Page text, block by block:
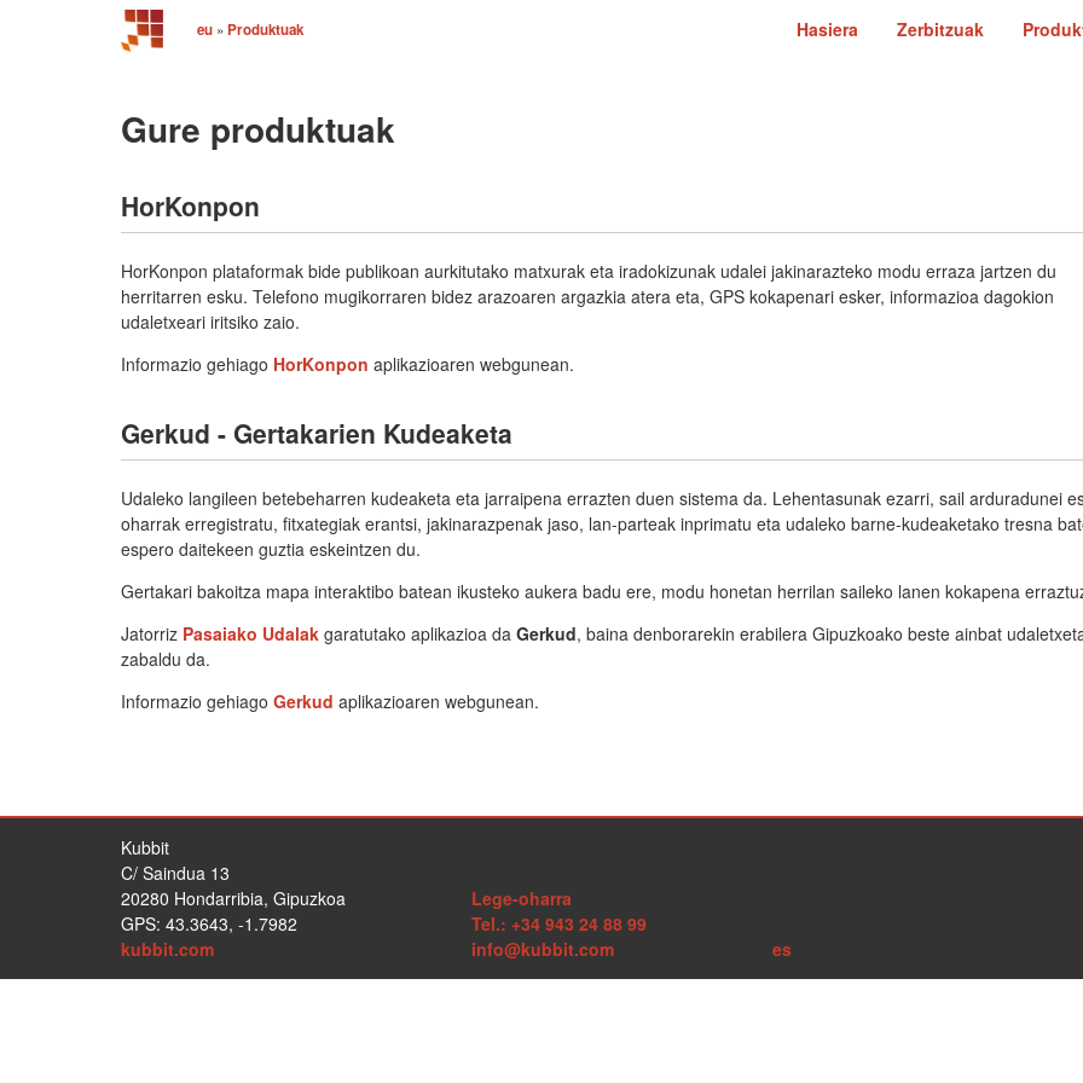
Hasiera Zerbitzuak
eu » Produktuak
Gure produktuak
HorKonpon
HorKonpon plataformak bide publikoan aurkitutako matxurak eta iradokizunak udalei jakinarazteko modu erraza jartzen du
herritarren esku. Telefono mugikorraren bidez arazoaren argazkia atera eta, GPS kokapenari esker, informazioa dagokion
udaletxeari iritsiko zaio.
Informazio gehiago HorKonpon aplikazioaren webgunean.
Gerkud - Gertakarien Kudeaketa
Udaleko langileen betebeharren kudeaketa eta jarraipena errazten duen sistema da. Lehentasunak ezarri, sail arduradunei
oharrak erregistratu, fitxategiak erantsi, jakinarazpenak jaso, lan-parteak inprimatu eta udaleko barne-kudeaketako tresna
espero daitekeen guztia eskeintzen du.
Gertakari bakoitza mapa interaktibo batean ikusteko aukera badu ere, modu honetan herrilan saileko lanen kokapena
Jatorriz Pasaiako Udalak garatutako aplikazioa da Gerkud, baina denborarekin erabilera Gipuzkoako beste ainbat
zabaldu da.
Informazio gehiago Gerkud aplikazioaren webgunean.
Kubbit
C/ Saindua 13
20280 Hondarribia, Gipuzkoa
GPS: 43.3643, -1.7982
kubbit.com
Lege-oharra
Tel.: +34 943 24 88 99
info@kubbit.com
es